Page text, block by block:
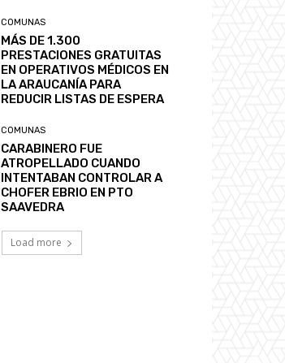
COMUNAS
MÁS DE 1.300
PRESTACIONES GRATUITAS
EN OPERATIVOS MÉDICOS EN
LA ARAUCANÍA PARA
REDUCIR LISTAS DE ESPERA
COMUNAS
CARABINERO FUE
ATROPELLADO CUANDO
INTENTABAN CONTROLAR A
CHOFER EBRIO EN PTO
SAAVEDRA
Load more